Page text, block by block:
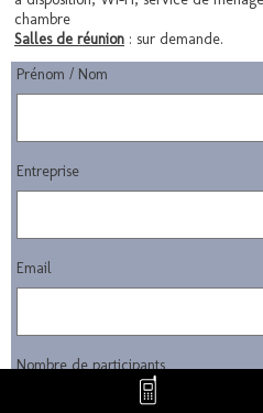
chambre
Salles de réunion : sur demande.
Prénom / Nom
Entreprise
Email
Nombre de participants